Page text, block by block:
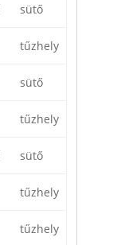
sütő
tűzhely
sütő
tűzhely
sütő
tűzhely
tűzhely